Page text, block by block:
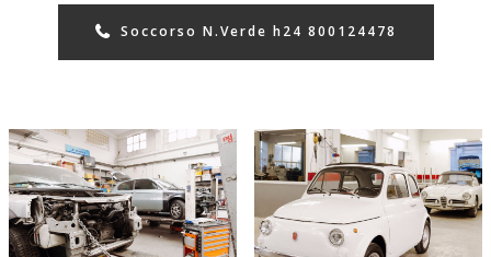
Soccorso N.Verde h24 800124478